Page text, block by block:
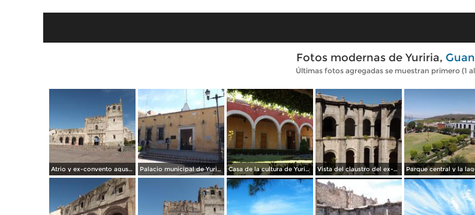
Fotos modernas de Yuriria,
Últimas fotos agregadas se muestran primero (1 al
Atrio y ex-convento agustino siglo XVI. Yuriria. Noviembre/2012 Palacio municipal de Yuriria, Gto. Noviembre/2012 Casa de la cultura de Yuriria, Gto. Noviembre/2012 Vista del claustro del ex-convento del siglo XVI en Yuriria. Noviembre/2012